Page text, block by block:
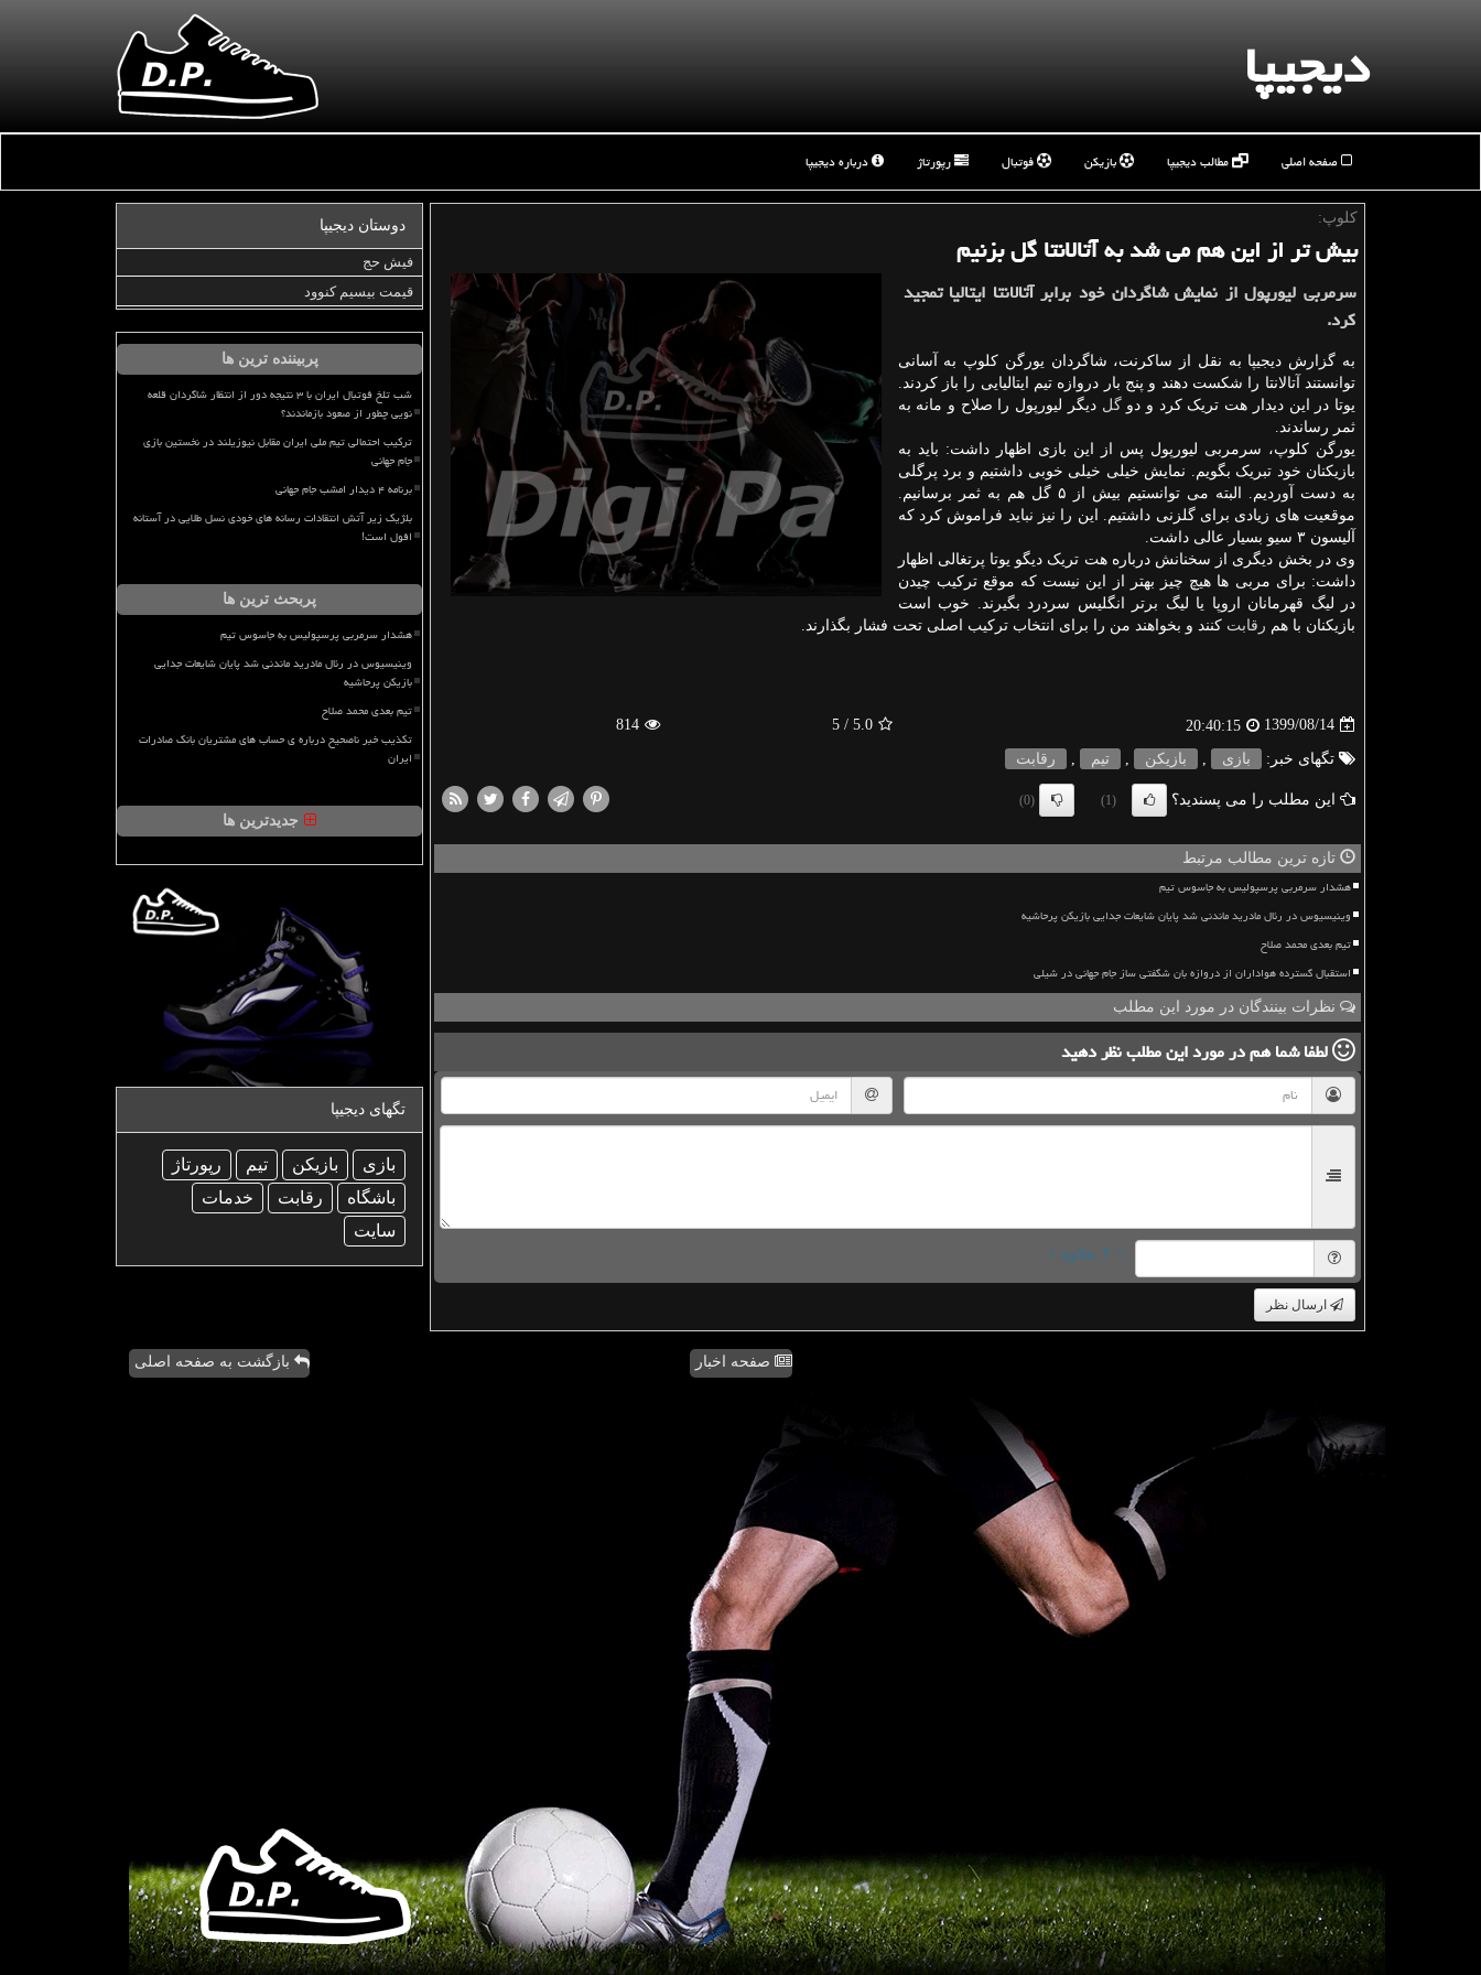
دیجیپا
صفحه اصلی مطالب دیجیپا بازیکن فوتبال رپورتاژ درباره دیجیپا
كلوپ:
بیش تر از این هم می شد به آتالانتا گل بزنیم
سرمربی لیورپول از نمایش شاگردان خود برابر آتالانتا ایتالیا تمجید
كرد.
به گزارش دیجیپا به نقل از ساکرنت، شاگردان یورگن کلوپ به آسانی
توانستند آتالانتا را شکست دهند و پنج بار دروازه تیم ایتالیایی را باز کردند.
یوتا در این دیدار هت تریک کرد و دوگل دیگر لیورپول را صلاح و مانه به
ثمر رساندند.
یورگن کلوپ، سرمربی لیورپول پس از این بازی اظهار داشت: باید به
بازیکنان خود تبریک بگویم. نمایش خیلی خیلی خوبی داشتیم و برد پرگلی
به دست آوردیم. البته می توانستیم بیش از ۵ گل هم به ثمر برسانیم.
موقعیت های زیادی برای گلزنی داشتیم. این را نیز نباید فراموش کرد که
آلیسون ۳ سیو بسیار عالی داشت.
وی در بخش دیگری از سخنانش درباره هت تریک دیگو یوتا پرتغالی اظهار
داشت: برای مربی ها هیچ چیز بهتر از این نیست که موقع ترکیب چیدن
در لیگ قهرمانان اروپا یا لیگ برتر انگلیس سردرد بگیرند. خوب است
بازیکنان با هم رقابت کنند و بخواهند من را برای انتخاب ترکیب اصلی تحت فشار بگذارند.
1399/08/14
20:40:15
5.0
/ 5
814
تگهای خبر: بازی بازیكن تیم رقابت
این مطلب را می پسندید؟ (1)
(0)
تازه ترین مطالب مرتبط
هشدار سرمربی پرسپولیس به جاسوس تیم
وینیسیوس در رئال مادرید ماندنی شد پایان شایعات جدایی بازیکن پرحاشیه
تیم بعدی محمد صلاح
استقبال گسترده هواداران از دروازه بان شگفتی ساز جام جهانی در شیلی
نظرات بینندگان در مورد این مطلب
لطفا شما همدر مورد این مطلبنظر دهید
= ۴ بعلاوه ۱
ارسال نظر
دوستان دیجیپا
فیش حج
قیمت بیسیم کنوود
پربیننده ترین ها
شب تلخ فوتبال ایران با ۳ نتیجه دور از انتظار شاگردان قلعه
نویی چطور از صعود بازماندند؟
ترکیب احتمالی تیم ملی ایران مقابل نیوزیلند در نخستین بازی
جام جهانی
برنامه ۴ دیدار امشب جام جهانی
بلژیک زیر آتش انتقادات رسانه های خودی نسل طلایی در آستانه
افول است!
پربحث ترین ها
هشدار سرمربی پرسپولیس به جاسوس تیم
وینیسیوس در رئال مادرید ماندنی شد پایان شایعات جدایی
بازیکن پرحاشیه
تیم بعدی محمد صلاح
تکذیب خبر ناصحیح درباره ی حساب های مشتریان بانک صادرات
ایران
جدیدترین ها
تگهای دیجیپا
بازی بازیكن تیم
رپورتاژ
باشگاه
رقابت
خدمات
سایت
صفحه اخبار بازگشت به صفحه اصلی